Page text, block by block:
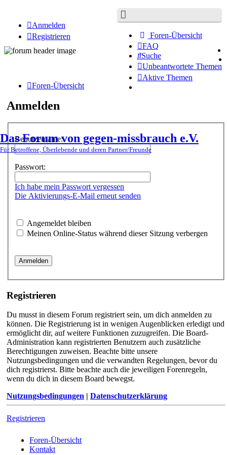
Foren-Übersicht
FAQ
Suche
Unbeantwortete Themen
Aktive Themen
Anmelden
Registrieren
Das Forum von gegen-missbrauch e.V.
Für Betroffene, Überlebende und deren Partner/Freunde
Foren-Übersicht
Anmelden
Benutzername:
Passwort:
Ich habe mein Passwort vergessen
Die Aktivierungs-E-Mail erneut senden
Angemeldet bleiben
Meinen Online-Status während dieser Sitzung verbergen
Registrieren
Du musst in diesem Forum registriert sein, um dich anmelden zu
können. Die Registrierung ist in wenigen Augenblicken erledigt und
ermöglicht dir, auf weitere Funktionen zuzugreifen. Die Board-
Administration kann registrierten Benutzern auch zusätzliche
Berechtigungen zuweisen. Beachte bitte unsere
Nutzungsbedingungen und die verwandten Regelungen, bevor du
dich registrierst. Bitte beachte auch die jeweiligen Forenregeln,
wenn du dich in diesem Board bewegst.
Nutzungsbedingungen
Datenschutzerklärung
Registrieren
Foren-Übersicht
Kontakt